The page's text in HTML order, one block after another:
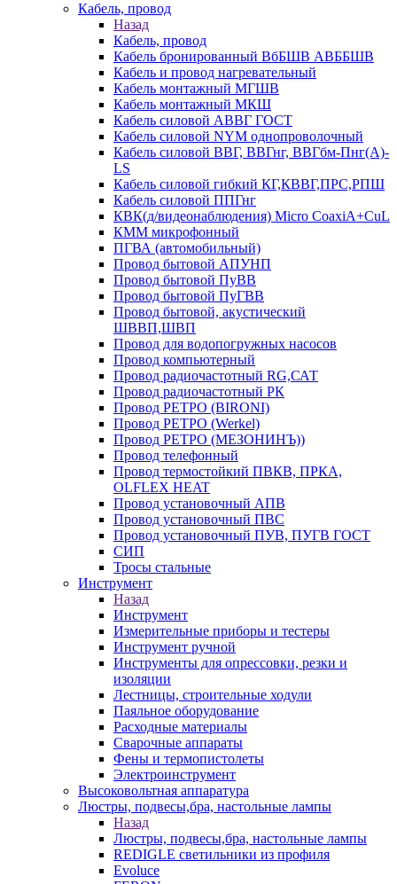
Кабель, провод
Назад
Кабель, провод
Кабель бронированный ВбБШВ АВББШВ
Кабель и провод нагревательный
Кабель монтажный МГШВ
Кабель монтажный МКШ
Кабель силовой АВВГ ГОСТ
Кабель силовой NYM однопроволочный
Кабель силовой ВВГ, ВВГнг, ВВГбм-Пнг(А)-
LS
Кабель силовой гибкий КГ,КВВГ,ПРС,РПШ
Кабель силовой ППГнг
КВК(д/видеонаблюдения) Micro CoaxiA+CuL
КММ микрофонный
ПГВА (автомобильный)
Провод бытовой АПУНП
Провод бытовой ПуВВ
Провод бытовой ПуГВВ
Провод бытовой, акустический
ШВВП,ШВП
Провод для водопогружных насосов
Провод компьютерный
Провод радиочастотный RG,САТ
Провод радиочастотный РК
Провод РЕТРО (BIRONI)
Провод РЕТРО (Werkel)
Провод РЕТРО (МЕЗОНИНЪ))
Провод телефонный
Провод термостойкий ПВКВ, ПРКА,
OLFLEX HEAT
Провод установочный АПВ
Провод установочный ПВС
Провод установочный ПУВ, ПУГВ ГОСТ
СИП
Тросы стальные
Инструмент
Назад
Инструмент
Измерительные приборы и тестеры
Инструмент ручной
Инструменты для опрессовки, резки и
изоляции
Лестницы, строительные ходули
Паяльное оборудование
Расходные материалы
Сварочные аппараты
Фены и термопистолеты
Электроинструмент
Высоковольтная аппаратура
Люстры, подвесы,бра, настольные лампы
Назад
Люстры, подвесы,бра, настольные лампы
REDIGLE светильники из профиля
Evoluce